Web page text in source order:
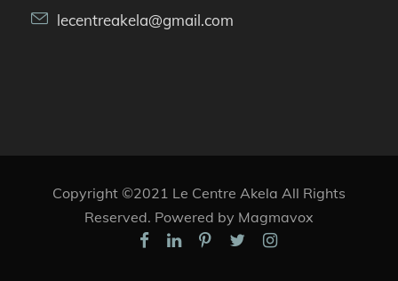
lecentreakela@gmail.com
Copyright ©2021 Le Centre Akela All Rights
Reserved. Powered by Magmavox